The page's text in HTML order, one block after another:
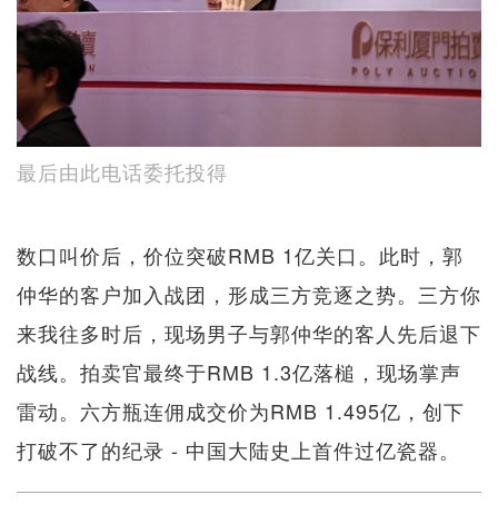
最后由此电话委托投得
数口叫价后，价位突破RMB 1亿关口。此时，郭
仲华的客户加入战团，形成三方竞逐之势。三方你
来我往多时后，现场男子与郭仲华的客人先后退下
战线。拍卖官最终于RMB 1.3亿落槌，现场掌声
雷动。六方瓶连佣成交价为RMB 1.495亿，创下
打破不了的纪录 - 中国大陆史上首件过亿瓷器。